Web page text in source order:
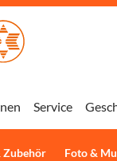
Zubehör Foto &
Service